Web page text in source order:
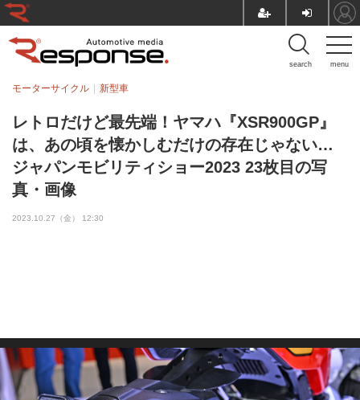
menu
search
レトロだけど最先端！ヤマハ『XSR900GP』
は、あの頃を懐かしむだけの存在じゃない…
ジャパンモビリティショー2023 23枚目の写
真・画像
モーターサイクル 新型車
2023.10.27（金） 12:30